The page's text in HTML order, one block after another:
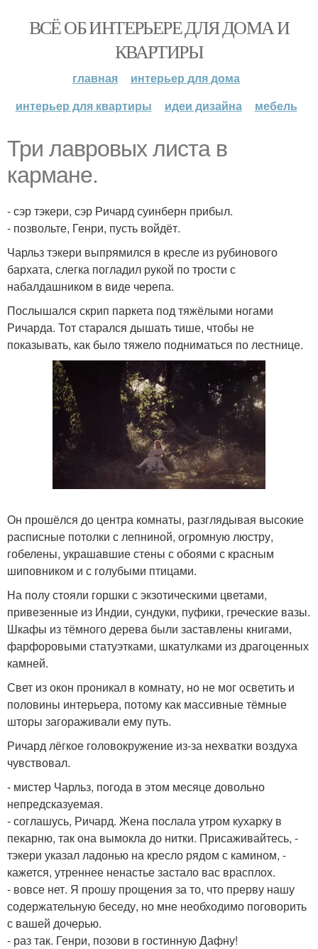
ВСЁ ОБ ИНТЕРЬЕРЕ ДЛЯ ДОМА И
КВАРТИРЫ
главная
интерьер для дома
интерьер для квартиры
идеи дизайна мебель
Три лавровых листа в
кармане.
- сэр тэкери, сэр Ричард суинберн прибыл.
- позвольте, Генри, пусть войдёт.
Чарльз тэкери выпрямился в кресле из рубинового
бархата, слегка погладил рукой по трости с
набалдашником в виде черепа.
Послышался скрип паркета под тяжёлыми ногами
Ричарда. Тот старался дышать тише, чтобы не
показывать, как было тяжело подниматься по лестнице.
Он прошёлся до центра комнаты, разглядывая высокие
расписные потолки с лепниной, огромную люстру,
гобелены, украшавшие стены с обоями с красным
шиповником и с голубыми птицами.
На полу стояли горшки с экзотическими цветами,
привезенные из Индии, сундуки, пуфики, греческие вазы.
Шкафы из тёмного дерева были заставлены книгами,
фарфоровыми статуэтками, шкатулками из драгоценных
камней.
Свет из окон проникал в комнату, но не мог осветить и
половины интерьера, потому как массивные тёмные
шторы загораживали ему путь.
Ричард лёгкое головокружение из-за нехватки воздуха
чувствовал.
- мистер Чарльз, погода в этом месяце довольно
непредсказуемая.
- соглашусь, Ричард. Жена послала утром кухарку в
пекарню, так она вымокла до нитки. Присаживайтесь, -
тэкери указал ладонью на кресло рядом с камином, -
кажется, утреннее ненастье застало вас врасплох.
- вовсе нет. Я прошу прощения за то, что прерву нашу
содержательную беседу, но мне необходимо поговорить
с вашей дочерью.
- раз так. Генри, позови в гостинную Дафну!